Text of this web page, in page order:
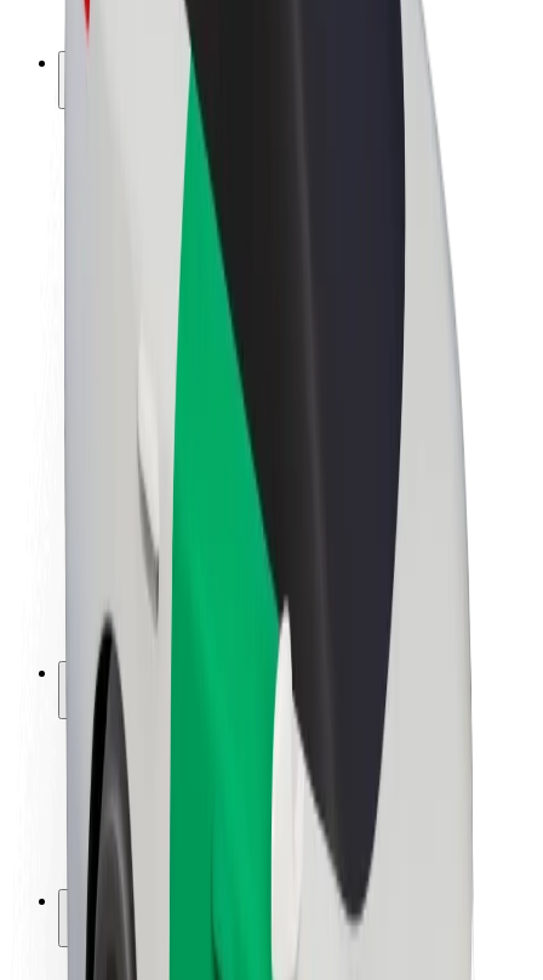
ფრენჩაიზი
ვაკანსიები
Bolt-ის შესახებ
Bolt და ეკომეგობრულობა
ნულოვანი პროექტი
სიახლეები
ბრენდის გზამკვლევი
ინვესტორებთან ურთიერთობა
ლიდერობა
ბრენდი
მედია
ურბანული ფონდი
უსაფრთხოება
მგზავრების უსაფრთხოება
მძღოლების უსაფრთხოება
სკუტერის უსაფრთხოება
უსაფრთხოება
ქალაქები
ლოკაციები